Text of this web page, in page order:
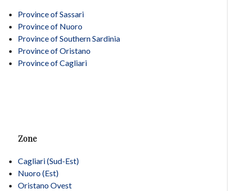
Province of Sassari
Province of Nuoro
Province of Southern Sardinia
Province of Oristano
Province of Cagliari
Zone
Cagliari (Sud-Est)
Nuoro (Est)
Oristano Ovest